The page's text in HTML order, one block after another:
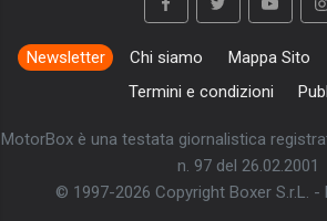
Newsletter Chi siamo Mappa Sito
Termini e condizioni
MotorBox è una testata giornalistica
n. 97 del 26.02.2001
© 1997-2026 Copyright Boxer S.r.L. -